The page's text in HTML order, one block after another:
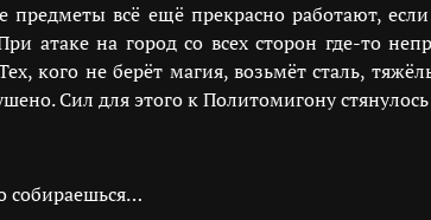
предметы всё ещё прекрасно работают,
атаке на город со всех сторон где-то
кого не берёт магия, возьмёт сталь,
Сил для этого к Политомигону
собираешься…